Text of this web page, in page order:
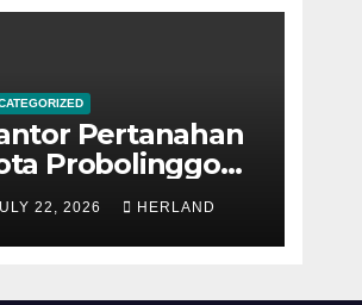
Pertanahan
Probolinggo
yang
22, 2026 HERLAND